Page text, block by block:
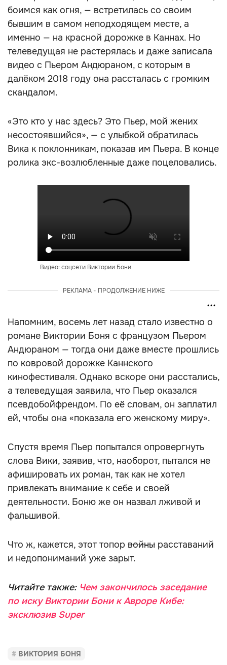
боимся как огня, — встретилась со своим
бывшим в самом неподходящем месте, а
именно — на красной дорожке в Каннах. Но
телеведущая не растерялась и даже записала
видео с Пьером Андюраном, с которым в
далёком 2018 году она рассталась с громким
скандалом.
«Это кто у нас здесь? Это Пьер, мой жених
несостоявшийся», — с улыбкой обратилась
Вика к поклонникам, показав им Пьера. В конце
ролика экс-возлюбленные даже поцеловались.
Видео: соцсети Виктории Бони
РЕКЛАМА - ПРОДОЛЖЕНИЕ НИЖЕ
Напомним, восемь лет назад стало известно о
романе Виктории Боня с французом Пьером
Андюраном — тогда они даже вместе прошлись
по ковровой дорожке Каннского
кинофестиваля. Однако вскоре они расстались,
а телеведущая заявила, что Пьер оказался
псевдобойфрендом. По её словам, он заплатил
ей, чтобы она «показала его женскому миру».
Спустя время Пьер попытался опровергнуть
слова Вики, заявив, что, наоборот, пытался не
афишировать их роман, так как не хотел
привлекать внимание к себе и своей
деятельности. Боню же он назвал лживой и
фальшивой.
Что ж, кажется, этот топор войны расставаний
и недопониманий уже зарыт.
Читайте также:Чем закончилось заседание
по иску Виктории Бони к Авроре Кибе:
эксклюзив Super
ВИКТОРИЯ БОНЯ